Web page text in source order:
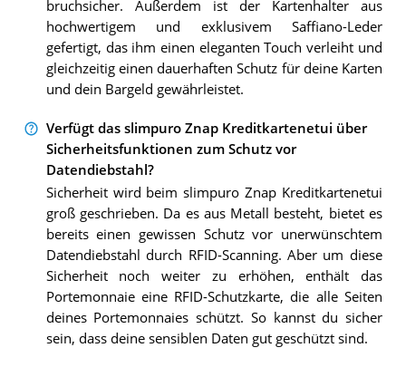
bruchsicher. Außerdem ist der Kartenhalter aus
hochwertigem und exklusivem Saffiano-Leder
gefertigt, das ihm einen eleganten Touch verleiht und
gleichzeitig einen dauerhaften Schutz für deine Karten
und dein Bargeld gewährleistet.
Verfügt das slimpuro Znap Kreditkartenetui über
Sicherheitsfunktionen zum Schutz vor
Datendiebstahl?
Sicherheit wird beim slimpuro Znap Kreditkartenetui
groß geschrieben. Da es aus Metall besteht, bietet es
bereits einen gewissen Schutz vor unerwünschtem
Datendiebstahl durch RFID-Scanning. Aber um diese
Sicherheit noch weiter zu erhöhen, enthält das
Portemonnaie eine RFID-Schutzkarte, die alle Seiten
deines Portemonnaies schützt. So kannst du sicher
sein, dass deine sensiblen Daten gut geschützt sind.